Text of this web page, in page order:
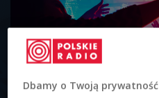
Dbamy o Twoją prywatność